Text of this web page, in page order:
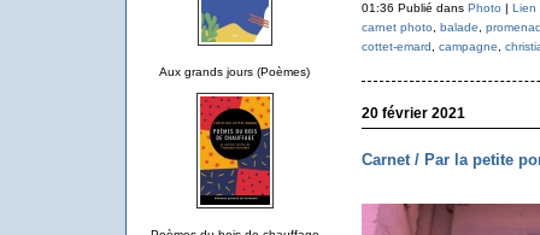
Aux grands jours (Poèmes)
01:36 Publié dans Photo | Lien
carnet photo, balade,
cottet-emard, campagne,
20 février 2021
Carnet / Par la petite